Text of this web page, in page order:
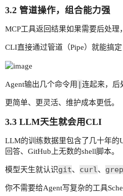
3.2 管道操作，组合能力强
MCP工具返回结果如果需要后处理
CLI直接通过管道（Pipe）就能搞
Agent输出几个命令用 |连起来，后
更简单、更灵活、维护成本更低。
3.3 LLM天生就会用CLI
LLM的训练数据里包含了几十年的
回答、GitHub上无数的shell脚本。
模型天生就认识git、 curl、 grep
你不需要给Agent写复杂的工具